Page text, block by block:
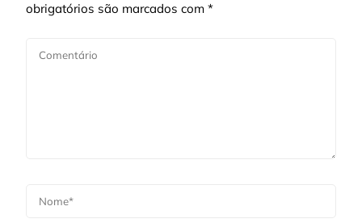
obrigatórios são marcados com *